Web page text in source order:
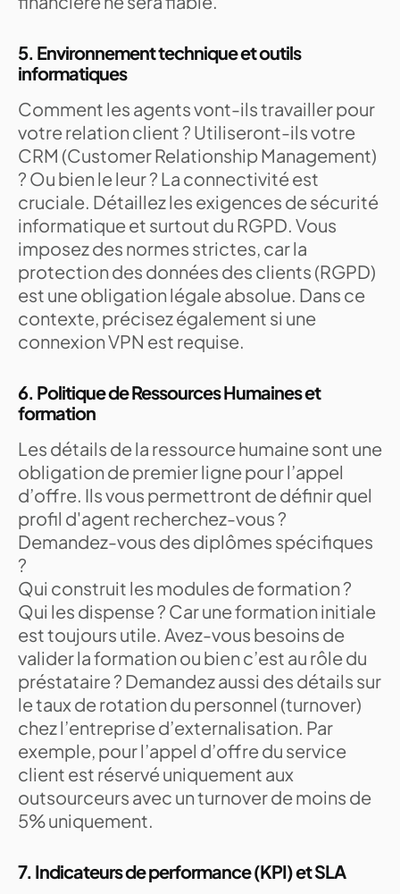
5. Environnement technique et outils
informatiques
Comment les agents vont-ils travailler pour
votre relation client ? Utiliseront-ils votre
CRM (Customer Relationship Management)
? Ou bien le leur ? La connectivité est
cruciale. Détaillez les exigences de sécurité
informatique et surtout du RGPD. Vous
imposez des normes strictes, car la
protection des données des clients (RGPD)
est une obligation légale absolue. Dans ce
contexte, précisez également si une
connexion VPN est requise.
6. Politique de Ressources Humaines et
formation
Les détails de la ressource humaine sont une
obligation de premier ligne pour l’appel
d’offre. Ils vous permettront de définir quel
profil d'agent recherchez-vous ?
Demandez-vous des diplômes spécifiques
?
Qui construit les modules de formation ?
Qui les dispense ? Car une formation initiale
est toujours utile. Avez-vous besoins de
valider la formation ou bien c’est au rôle du
préstataire ? Demandez aussi des détails sur
le taux de rotation du personnel (turnover)
chez l’entreprise d’externalisation. Par
exemple, pour l’appel d’offre du service
client est réservé uniquement aux
outsourceurs avec un turnover de moins de
5% uniquement.
7. Indicateurs de performance (KPI) et SLA